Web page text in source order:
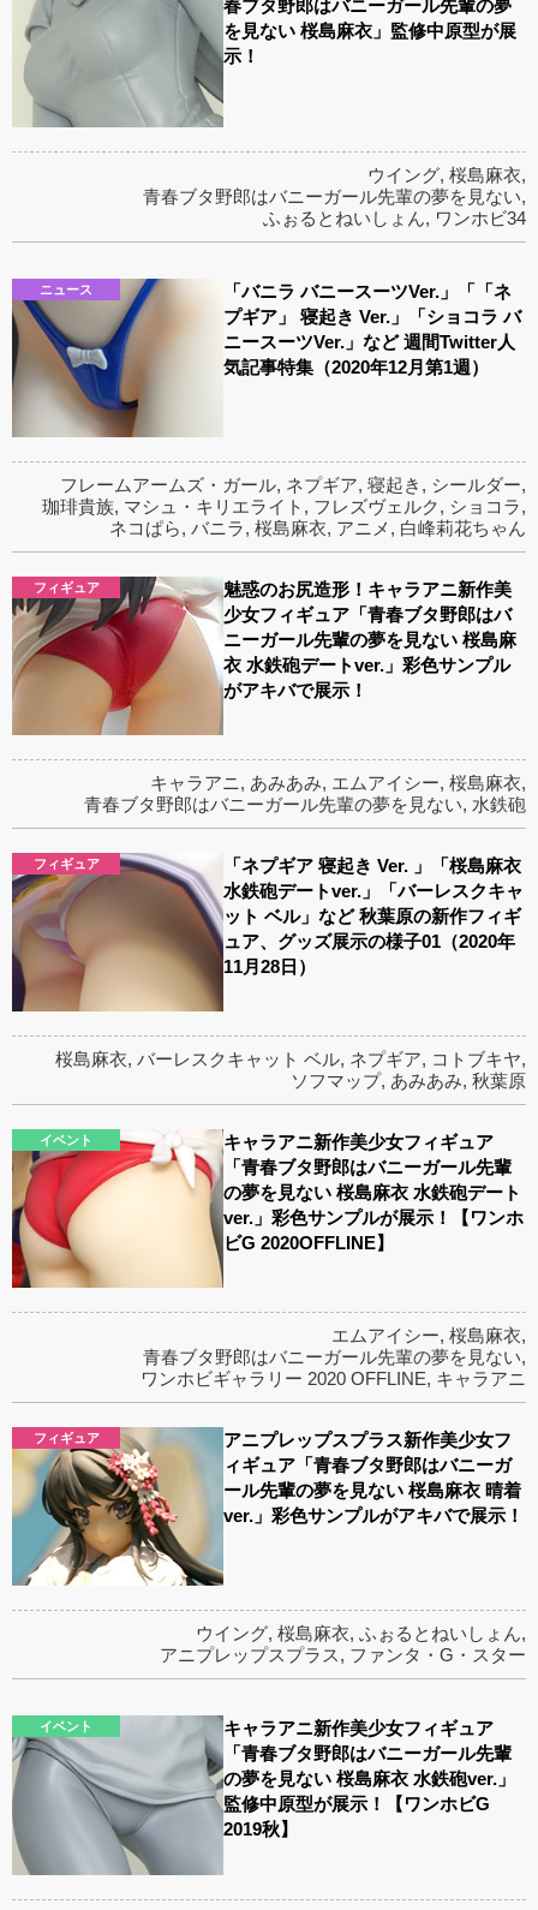
春ブタ野郎はバニーガール先輩の夢
を見ない 桜島麻衣」監修中原型が展
示！
ウイング, 桜島麻衣,
青春ブタ野郎はバニーガール先輩の夢を見ない,
ふぉるとねいしょん, ワンホビ34
ニュース
「バニラ バニースーツVer.」「「ネ
プギア」 寝起き Ver.」「ショコラ バ
ニースーツVer.」など 週間Twitter人
気記事特集（2020年12月第1週）
フレームアームズ・ガール, ネプギア, 寝起き , シールダー,
珈琲貴族, マシュ・キリエライト , フレズヴェルク, ショコラ,
ネコぱら, バニラ, 桜島麻衣, アニメ , 白峰莉花ちゃん
フィギュア
魅惑のお尻造形！キャラアニ新作美
少女フィギュア「青春ブタ野郎はバ
ニーガール先輩の夢を見ない 桜島麻
衣 水鉄砲デートver.」彩色サンプル
がアキバで展示！
キャラアニ, あみあみ, エムアイシー, 桜島麻衣,
青春ブタ野郎はバニーガール先輩の夢を見ない, 水鉄砲
フィギュア
「ネプギア 寝起き Ver. 」「桜島麻衣
水鉄砲デートver.」「バーレスクキャ
ット ベル」など 秋葉原の新作フィギ
ュア、グッズ展示の様子01（2020年
11月28日）
桜島麻衣, バーレスクキャット ベル, ネプギア, コトブキヤ,
ソフマップ, あみあみ, 秋葉原
イベント
キャラアニ新作美少女フィギュア
「青春ブタ野郎はバニーガール先輩
の夢を見ない 桜島麻衣 水鉄砲デート
ver.」彩色サンプルが展示！【ワンホ
ビG 2020OFFLINE】
エムアイシー, 桜島麻衣,
青春ブタ野郎はバニーガール先輩の夢を見ない,
ワンホビギャラリー 2020 OFFLINE, キャラアニ
フィギュア
アニプレップスプラス新作美少女フ
ィギュア「青春ブタ野郎はバニーガ
ール先輩の夢を見ない 桜島麻衣 晴着
ver.」彩色サンプルがアキバで展示！
ウイング, 桜島麻衣, ふぉるとねいしょん,
アニプレップスプラス, ファンタ・G・スター
イベント
キャラアニ新作美少女フィギュア
「青春ブタ野郎はバニーガール先輩
の夢を見ない 桜島麻衣 水鉄砲ver.」
監修中原型が展示！【ワンホビG
2019秋】